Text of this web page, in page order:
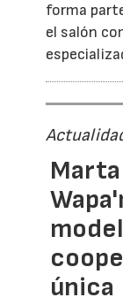
forma
el salón
única